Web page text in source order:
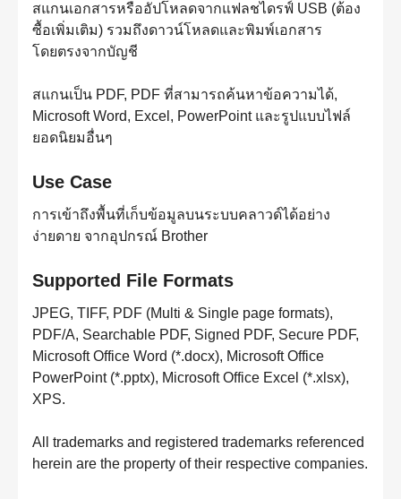
สแกนเอกสารหรืออัปโหลดจากแฟลชไดรฟ์ USB (ต้อง
ซื้อเพิ่มเติม) รวมถึงดาวน์โหลดและพิมพ์เอกสาร
โดยตรงจากบัญชี
สแกนเป็น PDF, PDF ที่สามารถค้นหาข้อความได้,
Microsoft Word, Excel, PowerPoint และรูปแบบไฟล์
ยอดนิยมอื่นๆ
Use Case
การเข้าถึงพื้นที่เก็บข้อมูลบนระบบคลาวด์ได้อย่าง
ง่ายดาย จากอุปกรณ์ Brother
Supported File Formats
JPEG, TIFF, PDF (Multi & Single page formats),
PDF/A, Searchable PDF, Signed PDF, Secure PDF,
Microsoft Office Word (*.docx), Microsoft Office
PowerPoint (*.pptx), Microsoft Office Excel (*.xlsx),
XPS.
All trademarks and registered trademarks referenced
herein are the property of their respective companies.